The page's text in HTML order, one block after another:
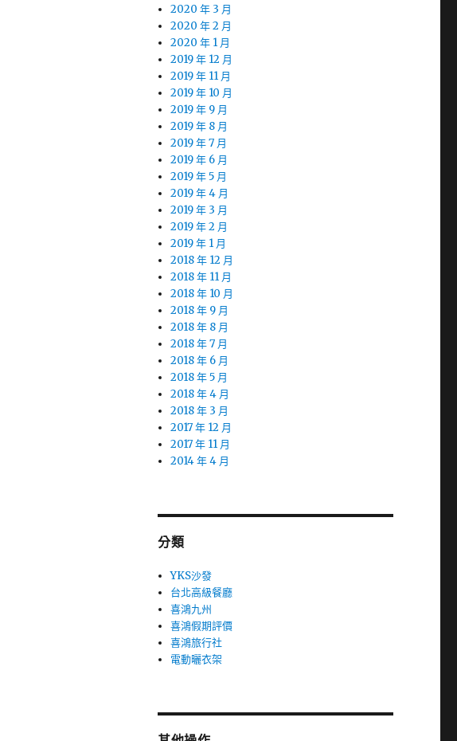
2020 年 3 月
2020 年 2 月
2020 年 1 月
2019 年 12 月
2019 年 11 月
2019 年 10 月
2019 年 9 月
2019 年 8 月
2019 年 7 月
2019 年 6 月
2019 年 5 月
2019 年 4 月
2019 年 3 月
2019 年 2 月
2019 年 1 月
2018 年 12 月
2018 年 11 月
2018 年 10 月
2018 年 9 月
2018 年 8 月
2018 年 7 月
2018 年 6 月
2018 年 5 月
2018 年 4 月
2018 年 3 月
2017 年 12 月
2017 年 11 月
2014 年 4 月
分類
YKS沙發
台北高級餐廳
喜鴻九州
喜鴻假期評價
喜鴻旅行社
電動曬衣架